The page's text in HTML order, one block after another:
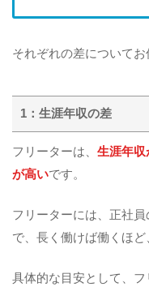
それぞれの差についてお
1：生涯年収の差
フリーターは、 生涯年収
が高いです。
フリーターには、正社
で、長く働けば働くほど
具体的な目安として、